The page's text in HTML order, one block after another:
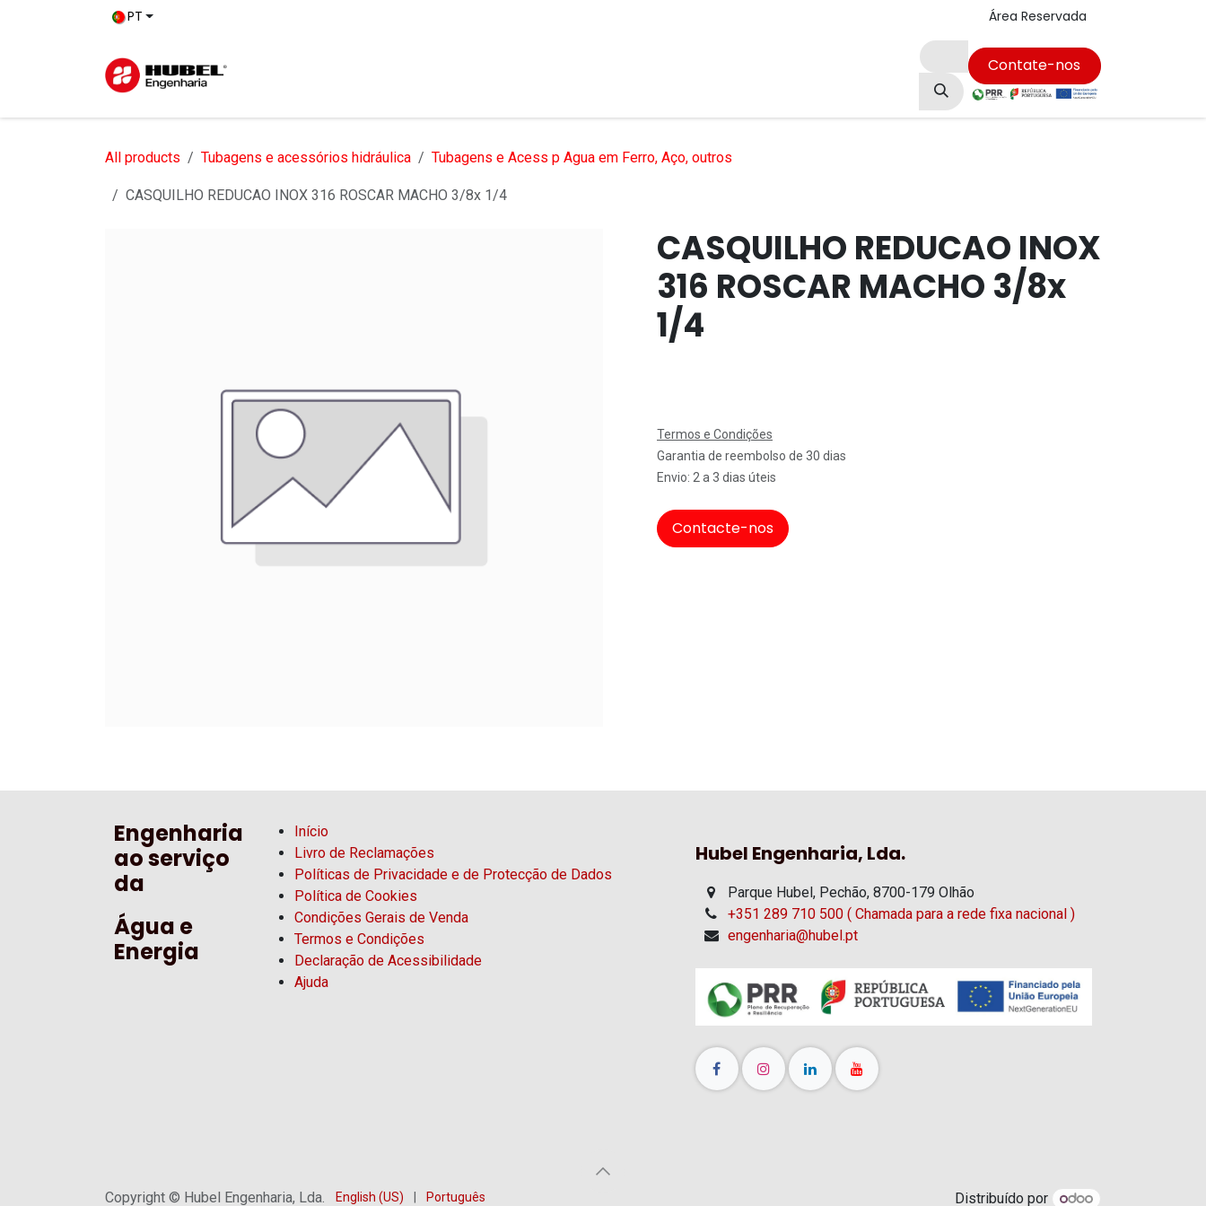
Pular para o conteúdo
PT Área Reservada
Contate-nos
All products Tubagens e acessórios hidráulica Tubagens e Acess p Agua em Ferro, Aço, outros
CASQUILHO REDUCAO INOX 316 ROSCAR MACHO 3/8x 1/4
CASQUILHO REDUCAO INOX
316 ROSCAR MACHO 3/8x
1/4
Termos e Condições
Garantia de reembolso de 30 dias
Envio: 2 a 3 dias úteis
Contacte-nos
Hubel Engenharia, Lda.
Parque Hubel, Pechão, 8700-179 Olhão
+351 289 710 500 ( Chamada para a rede fixa nacional )
engenharia@hubel.pt
Engenharia
ao serviço
da
Água e
Energia
Início
Livro de Reclamações
Políticas de Privacidade e de Protecção de Dados
Política de Cookies
Condições Gerais de Venda
Termos e Condições
Declaração de Acessibilidade
Ajuda
Copyright © Hubel Engenharia, Lda. English (US) Português Distribuído por